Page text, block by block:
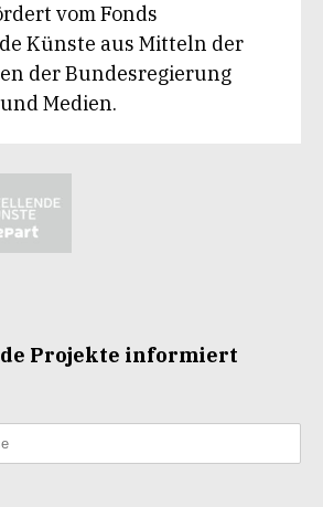
vom Fonds
Künste aus Mitteln der
der Bundesregierung
Medien.
Projekte informiert